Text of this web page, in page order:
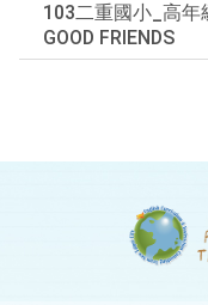
103二重國小_高年
GOOD FRIENDS